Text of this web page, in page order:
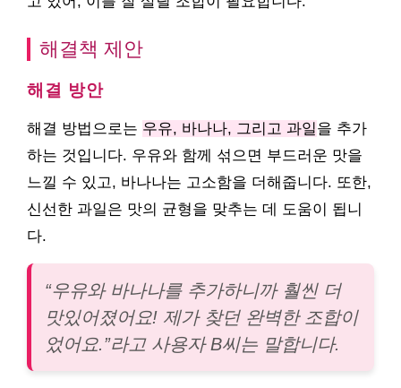
해결책 제안
해결 방안
해결 방법으로는 우유, 바나나, 그리고 과일을 추가
하는 것입니다. 우유와 함께 섞으면 부드러운 맛을
느낄 수 있고, 바나나는 고소함을 더해줍니다. 또한,
신선한 과일은 맛의 균형을 맞추는 데 도움이 됩니
다.
“우유와 바나나를 추가하니까 훨씬 더
맛있어졌어요! 제가 찾던 완벽한 조합이
었어요.”라고 사용자 B씨는 말합니다.